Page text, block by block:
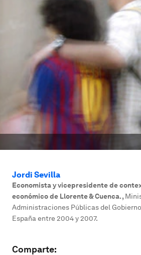
Jordi Sevilla
Economista y vicepresidente de
económico de Llorente & Cuenca.,
Administraciones Públicas del
España entre 2004 y 2007.
Comparte: